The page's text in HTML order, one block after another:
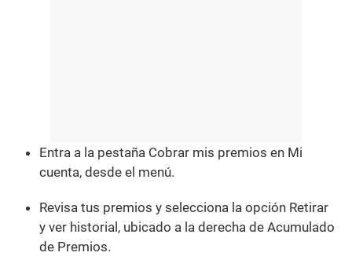
Entra a la pestaña Cobrar mis premios en Mi
cuenta, desde el menú.
Revisa tus premios y selecciona la opción Retirar
y ver historial, ubicado a la derecha de Acumulado
de Premios.